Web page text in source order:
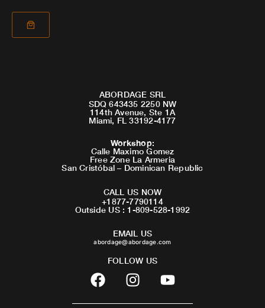
ABORDAGE SRL
SDQ 643435 2250 NW
114th Avenue, Ste 1A
Miami, FL 33192-4177
Workshop:
Calle Maximo Gomez
Free Zone La Armeria
San Cristóbal – Dominican Republic
CALL US NOW
+1877-7790114
Outside US : 1-809-528-1992
EMAIL US
abordage@abordage.com
FOLLOW US
F
a
c
I
n
s
Y
o
u